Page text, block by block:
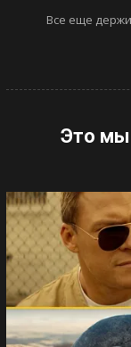
Все еще
Это мы